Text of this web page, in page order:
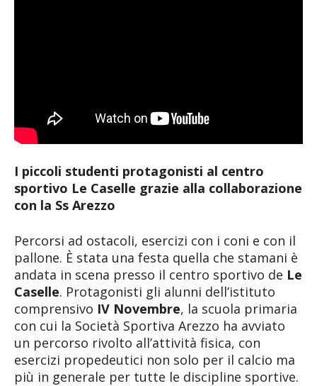
I piccoli studenti protagonisti al centro
sportivo Le Caselle grazie alla collaborazione
con la Ss Arezzo
Percorsi ad ostacoli, esercizi con i coni e con il
pallone. È stata una festa quella che stamani è
andata in scena presso il centro sportivo de Le
Caselle. Protagonisti gli alunni dell’istituto
comprensivo IV Novembre, la scuola primaria
con cui la Società Sportiva Arezzo ha avviato
un percorso rivolto all’attività fisica, con
esercizi propedeutici non solo per il calcio ma
più in generale per tutte le discipline sportive.